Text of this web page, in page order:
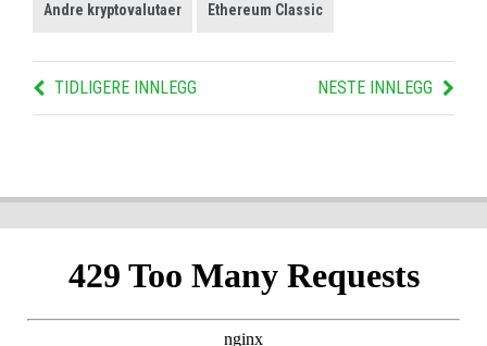
Andre kryptovalutaer Ethereum Classic
TIDLIGERE INNLEGG NESTE INNLEGG